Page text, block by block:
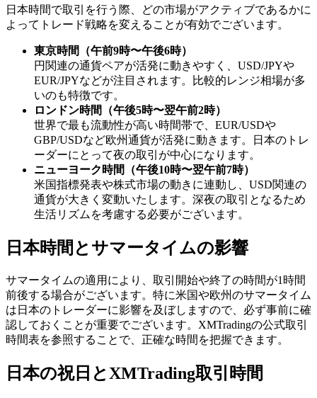
日本時間で取引を行う際、どの市場がアクティブであるかに
よってトレード戦略を変えることが有効でございます。
東京時間（午前9時〜午後6時）
円関連の通貨ペアが活発に動きやすく、USD/JPYや
EUR/JPYなどが注目されます。比較的レンジ相場が多
いのも特徴です。
ロンドン時間（午後5時〜翌午前2時）
世界で最も流動性が高い時間帯で、EUR/USDや
GBP/USDなど欧州通貨が活発に動きます。日本のトレ
ーダーにとって夜の取引が中心になります。
ニューヨーク時間（午後10時〜翌午前7時）
米国指標発表や株式市場の動きに連動し、USD関連の
通貨が大きく変動いたします。深夜の取引となるため
生活リズムを考慮する必要がございます。
日本時間とサマータイムの影響
サマータイムの適用により、取引開始や終了の時間が1時間
前後する場合がございます。特に米国や欧州のサマータイム
は日本のトレーダーに影響を及ぼしますので、必ず事前に確
認しておくことが重要でございます。XMTradingの公式取引
時間表を参照することで、正確な時間を把握できます。
日本の祝日とXMTrading取引時間